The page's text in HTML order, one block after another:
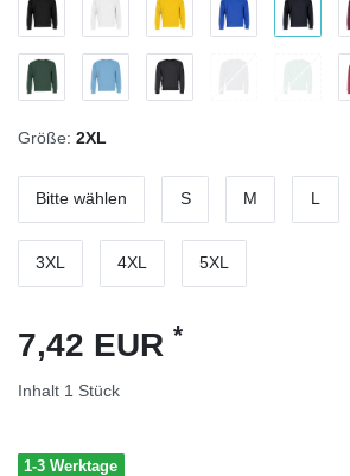
Größe: 2XL
Bitte wählen S M L
3XL 4XL 5XL
7,42 EUR *
Inhalt 1 Stück
1-3 Werktage